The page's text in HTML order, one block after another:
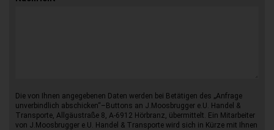
Die von Ihnen angegebenen Daten werden bei Betätigen des „Anfrage
unverbindlich abschicken“–Buttons an J.Moosbrugger e.U. Handel &
Transporte, Allgäustraße 8, A-6912 Hörbranz, übermittelt. Ein Mitarbeiter
von J.Moosbrugger e.U. Handel & Transporte wird sich in Kürze mit Ihnen